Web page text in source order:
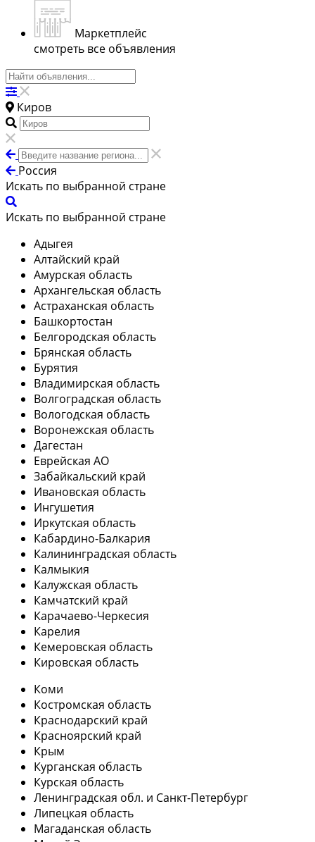
Маркетплейс
смотреть все объявления
Киров
Россия
Искать по выбранной стране
Искать по выбранной стране
Адыгея
Алтайский край
Амурская область
Архангельская область
Астраханская область
Башкортостан
Белгородская область
Брянская область
Бурятия
Владимирская область
Волгоградская область
Вологодская область
Воронежская область
Дагестан
Еврейская АО
Забайкальский край
Ивановская область
Ингушетия
Иркутская область
Кабардино-Балкария
Калининградская область
Калмыкия
Калужская область
Камчатский край
Карачаево-Черкесия
Карелия
Кемеровская область
Кировская область
Коми
Костромская область
Краснодарский край
Красноярский край
Крым
Курганская область
Курская область
Ленинградская обл. и Санкт-Петербург
Липецкая область
Магаданская область